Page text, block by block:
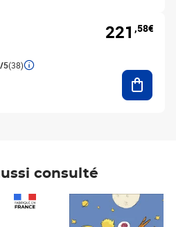
5(38)
221 ,58€
consulté
Prix 7,50€